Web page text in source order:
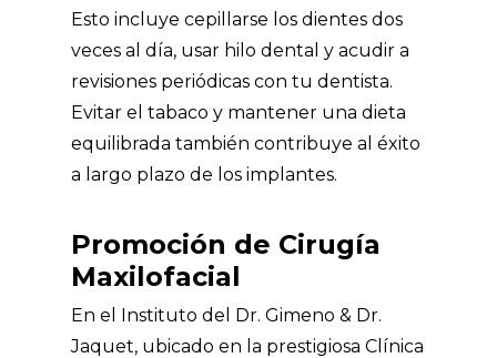
Esto incluye cepillarse los dientes dos
veces al día, usar hilo dental y acudir a
revisiones periódicas con tu dentista.
Evitar el tabaco y mantener una dieta
equilibrada también contribuye al éxito
a largo plazo de los implantes.
Promoción de Cirugía
Maxilofacial
En el Instituto del Dr. Gimeno & Dr.
Jaquet, ubicado en la prestigiosa Clínica